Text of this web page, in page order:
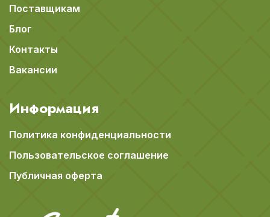
Поставщикам
Блог
Контакты
Вакансии
Информация
Политика конфиденциальности
Пользовательское соглашение
Публичная оферта